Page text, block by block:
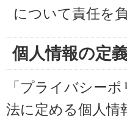
について責任を
個人情報の定
「プライバシー
法に定める個人情